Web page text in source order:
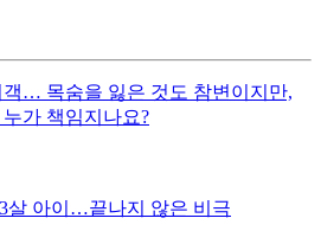
… 목숨을 잃은 것도 참변이지만,
가 책임지나요?
살 아이…끝나지 않은 비극